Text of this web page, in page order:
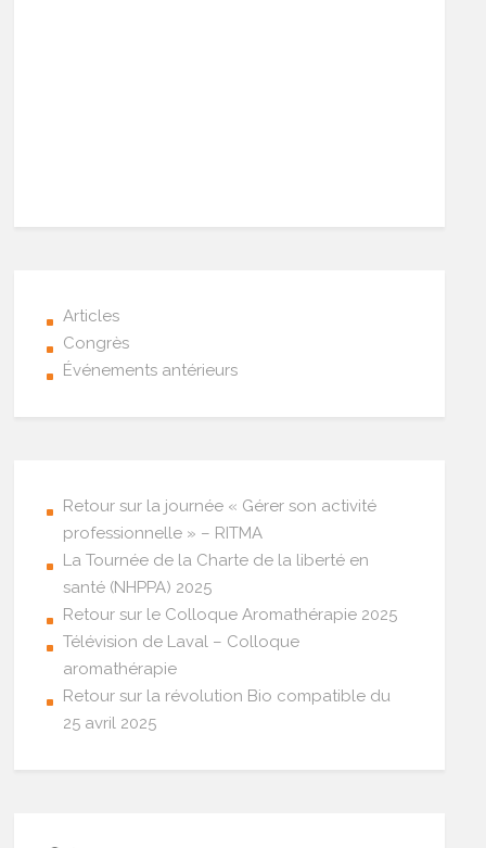
Articles
Congrès
Événements antérieurs
Retour sur la journée « Gérer son activité
professionnelle » – RITMA
La Tournée de la Charte de la liberté en
santé (NHPPA) 2025
Retour sur le Colloque Aromathérapie 2025
Télévision de Laval – Colloque
aromathérapie
Retour sur la révolution Bio compatible du
25 avril 2025